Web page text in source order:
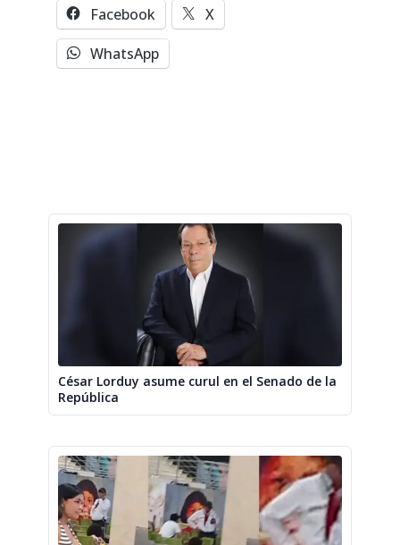
Facebook
X
WhatsApp
César Lorduy asume curul en el Senado de la
República